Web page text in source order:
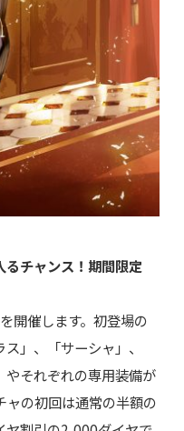
チャンス！期間限定
開催します。初登場の
」、「サーシャ」、
やそれぞれの専用装備が
ャの初回は通常の半額の